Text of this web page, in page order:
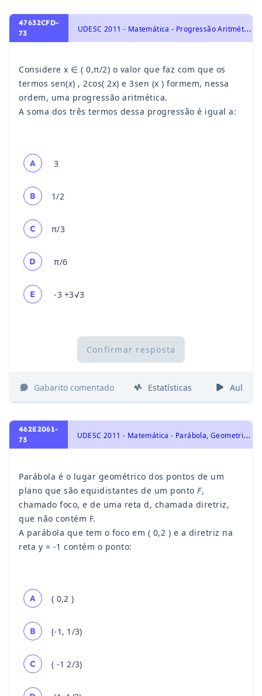
47632CFD-
73
U
DESC 2011 - Matemática - Progressão Aritmética - PA, Trigonometria, Progressões
Considere x ∈ ( 0,π/2) o valor que faz com que os
termos sen(x) , 2cos( 2x) e 3sen (x ) formem, nessa
ordem, uma progressão aritmética.
A soma dos três termos dessa progressão é igual a:
A 3
B 1/2
C π/3
D π/6
E -3 +3√3
Confirmar resposta
Gabarito comentado Estatísticas Aulas
462E2061-
73
U
DESC 2011 - Matemática - Parábola, Geometria Analítica
Parábola é o lugar geométrico dos pontos de um
plano que são equidistantes de um ponto F,
chamado foco, e de uma reta d, chamada diretriz,
que não contém F.
A parábola que tem o foco em ( 0,2 ) e a diretriz na
reta y = -1 contém o ponto:
A ( 0,2 )
B (-1, 1/3)
C ( -1 2/3)